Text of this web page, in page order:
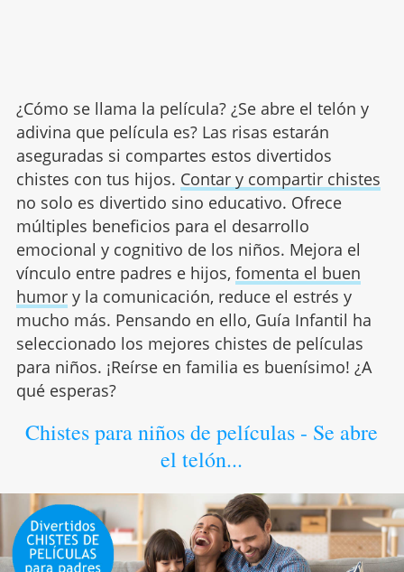
¿Cómo se llama la película? ¿Se abre el telón y
adivina que película es? Las risas estarán
aseguradas si compartes estos divertidos
chistes con tus hijos. Contar y compartir chistes
no solo es divertido sino educativo. Ofrece
múltiples beneficios para el desarrollo
emocional y cognitivo de los niños. Mejora el
vínculo entre padres e hijos, fomenta el buen
humory la comunicación, reduce el estrés y
mucho más. Pensando en ello, Guía Infantil ha
seleccionado los mejores chistes de películas
para niños. ¡Reírse en familia es buenísimo! ¿A
qué esperas?
Chistes para niños de películas - Se abre
el telón...